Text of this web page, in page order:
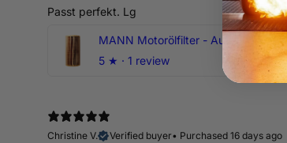
Passt perfekt. Lg
5 ★ · 1 review
Christine V.
Verified buyer• Purchased 16 days ago